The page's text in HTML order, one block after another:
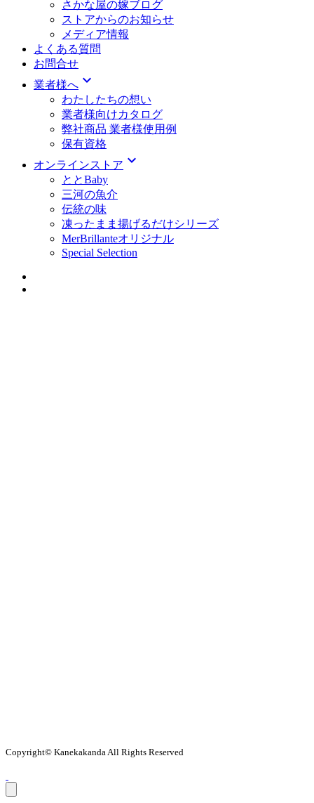
さかな屋の嫁ブログ
ストアからのお知らせ
メディア情報
よくある質問
お問合せ
業者様へ expand_more
わたしたちの想い
業者様向けカタログ
弊社商品 業者様使用例
保有資格
オンラインストア expand_more
ととBaby
三河の魚介
伝統の味
凍ったまま揚げるだけシリーズ
MerBrillanteオリジナル
Special Selection
Copyright© Kanekakanda All Rights Reserved